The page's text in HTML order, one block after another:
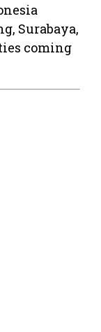
Surabaya,
coming